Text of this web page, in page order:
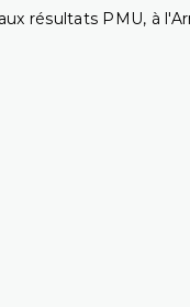
résultats PMU, à